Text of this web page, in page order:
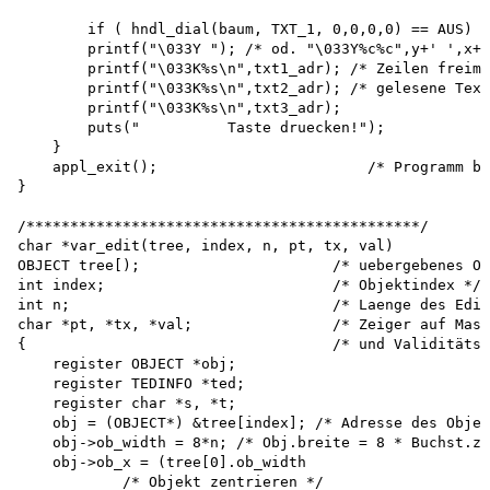
if ( hndl_dial(baum, TXT_1, 0,0,0,0) == AUS)
printf("\033Y "); /* od. "\033Y%c%c",y+'
printf("\033K%s\n",txt1_adr); /* Zeilen
printf("\033K%s\n",txt2_adr); /* gelesene
        printf("\033K%s\n",txt3_adr);
        puts("          Taste druecken!");
    }
appl_exit();                        /* Programm
}
/*********************************************/
char *var_edit(tree, index, n, pt, tx, val)
OBJECT tree[);                      /* uebergebenes
int index;                          /* Objektindex */
int n;                              /* Laenge des
char *pt, *tx, *val;                /* Zeiger auf
{                                   /* und
    register OBJECT *obj;
    register TEDINFO *ted;
    register char *s, *t;
obj = (OBJECT*) &tree[index]; /* Adresse des
obj->ob_width = 8*n; /* Obj.breite = 8 *
    obj->ob_x = (tree[0].ob_width
            /* Objekt zentrieren */